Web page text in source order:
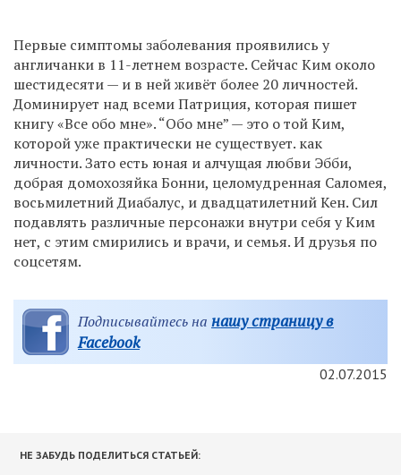
Первые симптомы заболевания проявились у
англичанки в 11-летнем возрасте. Сейчас Ким около
шестидесяти — и в ней живёт более 20 личностей.
Доминирует над всеми Патриция, которая пишет
книгу «Все обо мне». “Обо мне” — это о той Ким,
которой уже практически не существует. как
личности. Зато есть юная и алчущая любви Эбби,
добрая домохозяйка Бонни, целомудренная Саломея,
восьмилетний Диабалус, и двадцатилетний Кен. Сил
подавлять различные персонажи внутри себя у Ким
нет, с этим смирились и врачи, и семья. И друзья по
соцсетям.
Подписывайтесь на нашу страницу в
Facebook
02.07.2015
НЕ ЗАБУДЬ ПОДЕЛИТЬСЯ СТАТЬЕЙ: